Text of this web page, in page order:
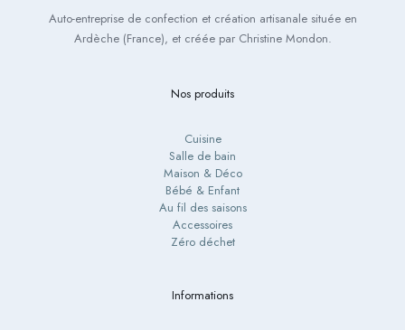
Auto-entreprise de confection et création artisanale située en
Ardèche (France), et créée par Christine Mondon.
Nos produits
Cuisine
Salle de bain
Maison & Déco
Bébé & Enfant
Au fil des saisons
Accessoires
Zéro déchet
Informations